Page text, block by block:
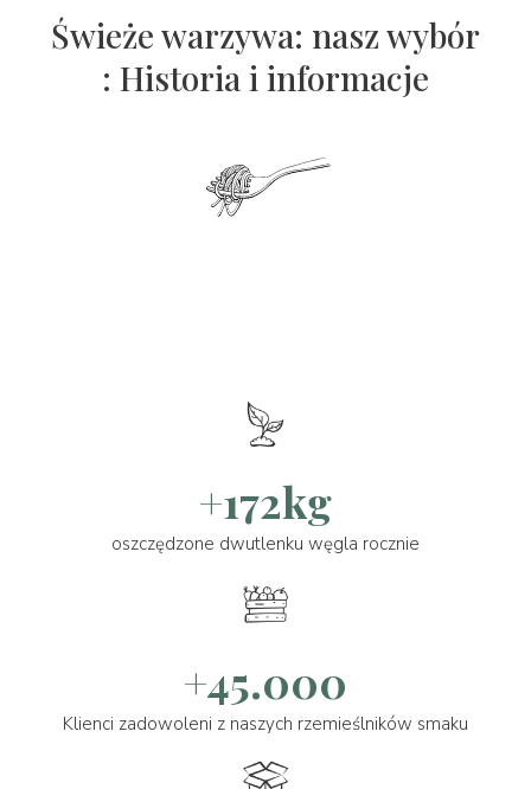
Świeże warzywa: nasz wybór
: Historia i informacje
+172kg
oszczędzone dwutlenku węgla rocznie
+45.000
Klienci zadowoleni z naszych rzemieślników smaku